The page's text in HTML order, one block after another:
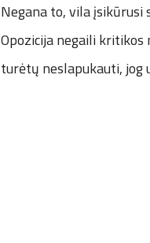
Negana to, vila įsikūrusi
Opozicija negaili
turėtų neslapukauti, jog